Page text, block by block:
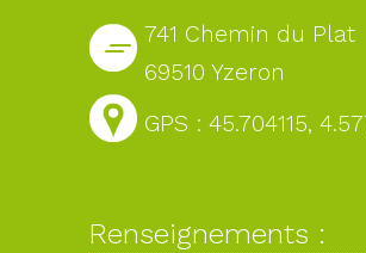
741 Chemin du Plat
69510 Yzeron
GPS : 45.704115,
Renseignements :